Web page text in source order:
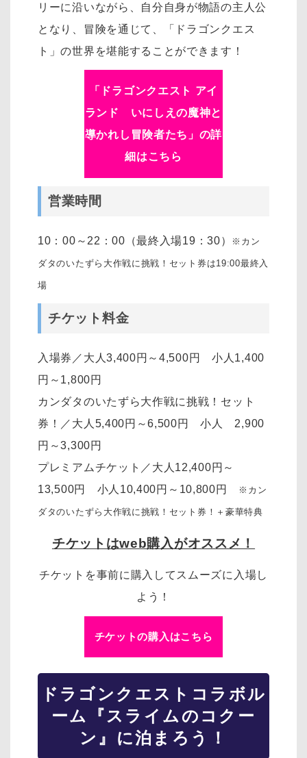
リーに沿いながら、自分自身が物語の主人公
となり、冒険を通じて、「ドラゴンクエス
ト」の世界を堪能することができます！
「
ドラゴンクエスト アイ
ランド いにしえの魔神と
導かれし冒険者たち 」の詳
細はこちら
営業時間
10：00～22：00（最終入場19：30） ※カン
ダタのいたずら大作戦に挑戦！セット券は19:00最終入
場
チケット料金
入場券／大人3,400円～4,500円 小人1,400
円～1,800円
カンダタのいたずら大作戦に挑戦！セット
券！／大人5,400円～6,500円 小人 2,900
円～3,300円
プレミアムチケット／大人12,400円～
13,500円 小人10,400円～10,800円
※カン
ダタのいたずら大作戦に挑戦！セット券！＋豪華特典
チケットはweb購入がオススメ！
チケットを事前に購入してスムーズに入場し
よう！
チケットの購入はこちら
ドラゴンクエスト コラボル
ーム『スライムのコクー
ン』に泊まろう！